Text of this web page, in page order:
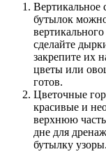
Вертикальное
бутылок
сделайте
закрепите их
цветы или
готов.
Цветочные
красивые и
верхнюю
дне для
бутылку